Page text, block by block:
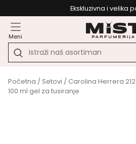
Ekskluzivna i velika
Meni
Početna / Setovi / Carolina Herrera
100 ml gel za tusiranje